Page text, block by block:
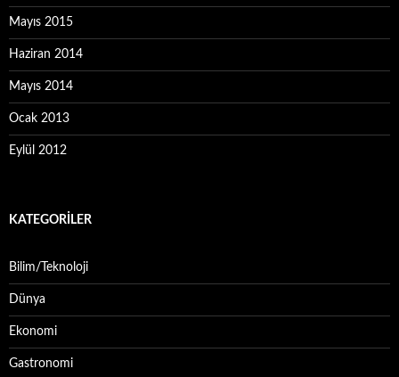
Mayıs 2015
Haziran 2014
Mayıs 2014
Ocak 2013
Eylül 2012
KATEGORILER
Bilim/Teknoloji
Dünya
Ekonomi
Gastronomi